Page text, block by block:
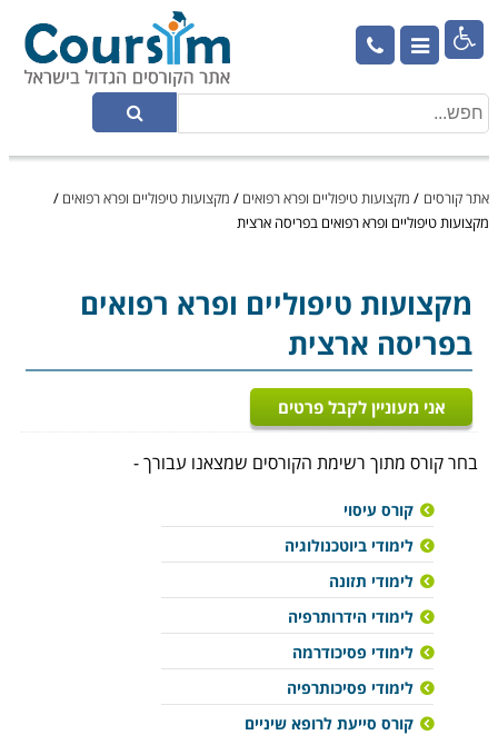

אתר קורסים / מקצועות טיפוליים ופרא רפואים / מקצועות טיפוליים ופרא רפואים /
מקצועות טיפוליים ופרא רפואים בפריסה ארצית
מקצועות טיפוליים ופרא רפואים
בפריסה ארצית
אני מעוניין לקבל פרטים
בחר קורס מתוך רשימת הקורסים שמצאנו עבורך -
קורס עיסוי
לימודי ביוטכנולוגיה
לימודי תזונה
לימודי הידרותרפיה
לימודי פסיכודרמה
לימודי פסיכותרפיה
קורס סייעת לרופא שיניים